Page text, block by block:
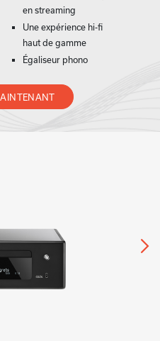
en streaming
Une expérience hi-fi
haut de gamme
Égaliseur phono